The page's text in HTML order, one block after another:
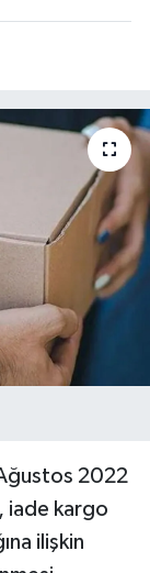
2022
iade kargo
ilişkin